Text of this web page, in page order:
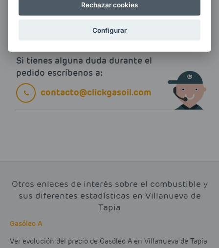
Más información
Si tienes alguna duda durante el
pedido escríbenos a:
contacto@clickgasoil.com
Otros enlaces de interés sobre el combustible y
sus diferentes estadísticas en Villanueva de
Tapia
Gasóleo A
Ver evolución del precio de Gasóleo A en Villanueva de Tapia
Rechazar cookies
Configurar